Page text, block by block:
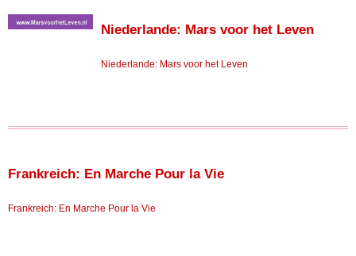
Niederlande: Mars voor het Leven
Niederlande: Mars voor het Leven
Frankreich: En Marche Pour la Vie
Frankreich: En Marche Pour la Vie